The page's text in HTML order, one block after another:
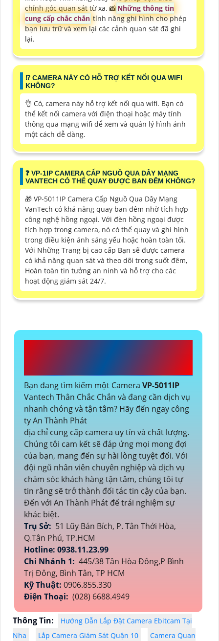
chỉnh góc quan sát từ xa. 📸Những thông tin
cung cấp chắc chắn tính năng ghi hình cho phép
bạn lưu trữ và xem lại các cảnh quan sát đã ghi
lại.
⁉️ CAMERA NÀY CÓ HỖ TRỢ KẾT NỐI QUA WIFI
KHÔNG?
👌 Có, camera này hỗ trợ kết nối qua wifi. Bạn có
thể kết nối camera với điện thoại hoặc máy tính
thông qua mạng wifi để xem và quản lý hình ảnh
một cách dễ dàng.
️❓ VP-1IP CAMERA CẤP NGUỒ QUA DÂY MẠNG
VANTECH CÓ THỂ QUAY ĐƯỢC BAN ĐÊM KHÔNG?
🎁 VP-5011IP Camera Cấp Nguồ Qua Dây Mạng
VanTech có khả năng quay ban đêm nhờ tích hợp
công nghệ hồng ngoại. Với đèn hồng ngoại được
tích hợp trong camera, nó có thể quay và ghi hình
trong điều kiện ánh sáng yếu hoặc hoàn toàn tối.
Với Những Trang bị cao cấp Bạn sẽ được camera
có khả năng quan sát và theo dõi trong suốt đêm,
Hoàn toàn tin tưởng an ninh và hỗ trợ cho các
hoạt động giám sát 24/7.
Bạn đang tìm kiếm một Camera VP-5011IP
Vantech Thân Chắc Chắn và đang cần dịch vụ
nhanh chóng và tận tâm? Hãy đến ngay công
ty An Thành Phát
địa chỉ cung cấp camera uy tín và chất lượng.
Chúng tôi cam kết sẽ đáp ứng mọi mong đợi
của bạn, mang đến sự hài lòng tuyệt đối. Với
đội ngũ nhân viên chuyên nghiệp và dịch vụ
chăm sóc khách hàng tận tâm, chúng tôi tự
tin rằng sẽ trở thành đối tác tin cậy của bạn.
Đến với An Thành Phát để trải nghiệm sự
khác biệt.
Trụ Sở: 51 Lũy Bán Bích, P. Tân Thới Hòa,
Q.Tân Phú, TP.HCM
Hotline: 0938.11.23.99
Chi Nhánh 1: 445/38 Tân Hòa Đông,P Bình
Trị Đông, Bình Tân, TP HCM
Kỹ Thuật: 0906.855.330
Điện Thoại: (028) 6688.4949
Thông Tin:
Hướng Dẫn Lắp Đặt Camera Ebitcam Tại
Nha
Lắp Camera Giám Sát Quận 10
Camera Quan